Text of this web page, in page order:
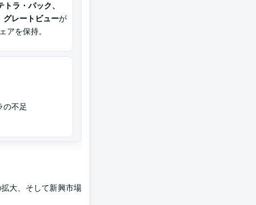
トラ・パック、
グレートビューが
アを保持。
の不足
大、そして新興市場